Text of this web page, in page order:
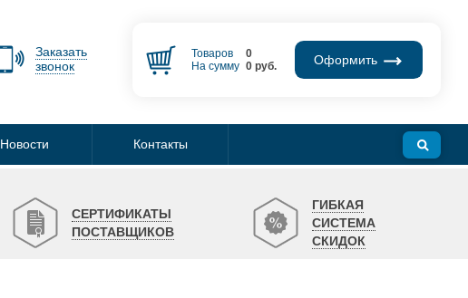
Заказать
звонок
Товаров
0
На сумму 0руб. Оформить
Новости Контакты
СЕРТИФИКАТЫ
ПОСТАВЩИКОВ
ГИБКАЯ
СИСТЕМА
СКИДОК